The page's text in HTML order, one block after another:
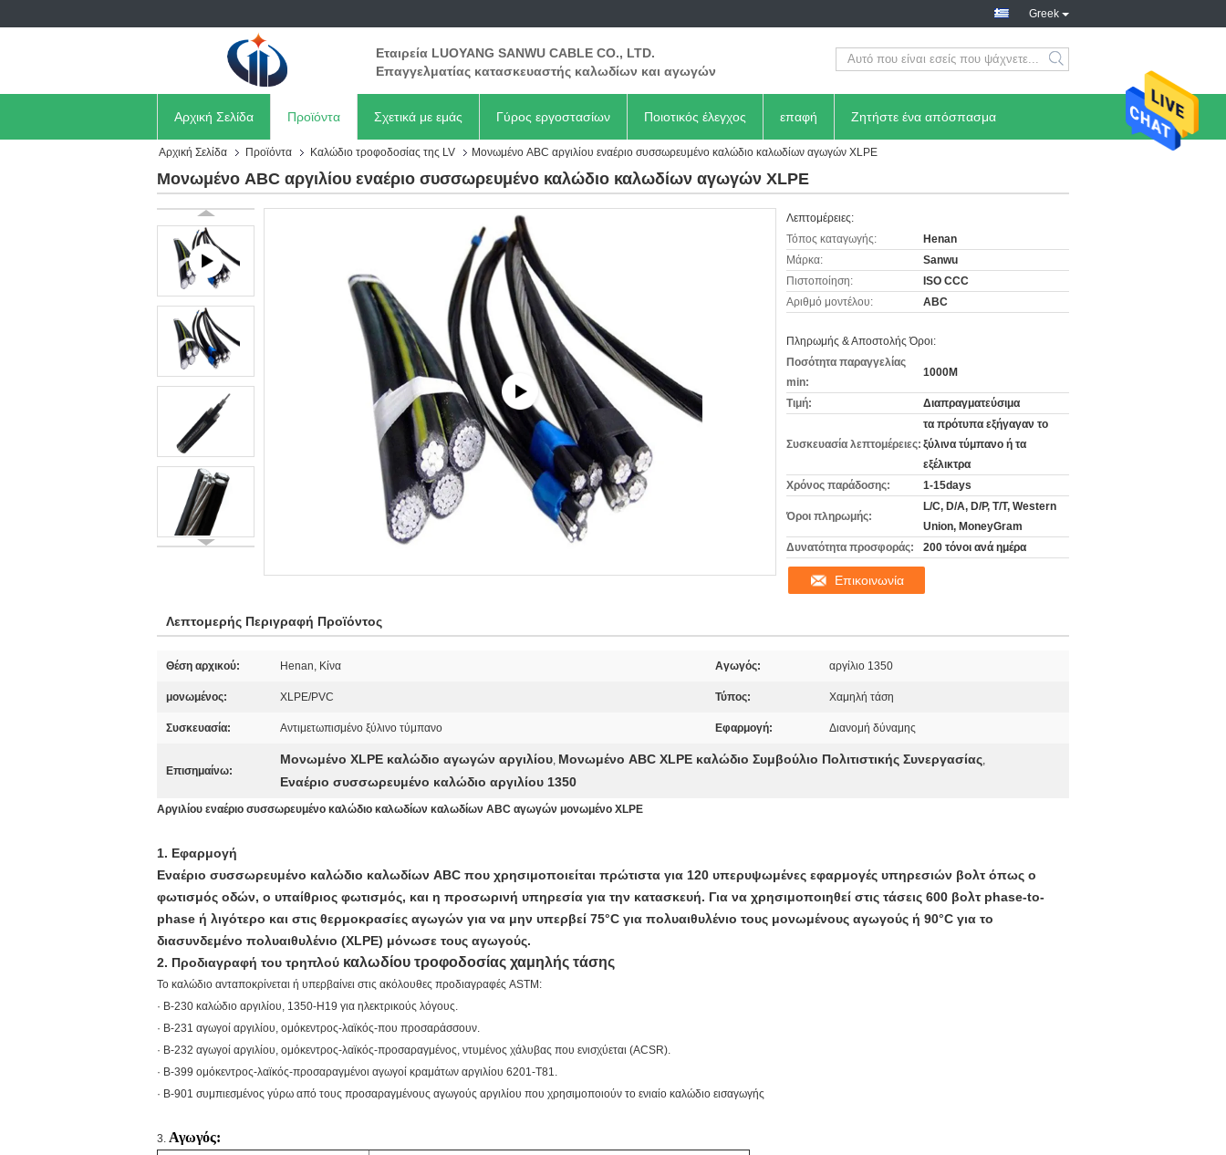
Greek
Εταιρεία LUOYANG SANWU CABLE CO., LTD.
Επαγγελματίας κατασκευαστής καλωδίων και αγωγών
Αρχική Σελίδα Προϊόντα Σχετικά με εμάς Γύρος εργοστασίων Ποιοτικός έλεγχος επαφή Ζητήστε ένα απόσπασμα
Αρχική Σελίδα Προϊόντα Καλώδιο τροφοδοσίας της LV Μονωμένο ABC αργιλίου εναέριο συσσωρευμένο καλώδιο καλωδίων αγωγών XLPE
Μονωμένο ABC αργιλίου εναέριο συσσωρευμένο καλώδιο καλωδίων αγωγών XLPE
Λεπτομέρειες:
Τόπος καταγωγής:
Henan
Μάρκα:
Sanwu
Πιστοποίηση:
ISO CCC
Αριθμό μοντέλου:
ABC
Πληρωμής & Αποστολής Όροι:
Ποσότητα παραγγελίας
min:
1000M
Τιμή: Διαπραγματεύσιμα
Συσκευασία λεπτομέρειες:
τα πρότυπα εξήγαγαν το
ξύλινα τύμπανο ή τα
εξέλικτρα
Χρόνος παράδοσης:
1-15days
Όροι πληρωμής:
L/C, D/A, D/P, T/T, Western
Union, MoneyGram
Δυνατότητα προσφοράς:
200 τόνοι ανά ημέρα
Επικοινωνία
Λεπτομερής Περιγραφή Προϊόντος
Θέση αρχικού: Henan, Κίνα Αγωγός: αργίλιο 1350
μονωμένος: XLPE/PVC Τύπος: Χαμηλή τάση
Συσκευασία: Αντιμετωπισμένο ξύλινο τύμπανο Εφαρμογή: Διανομή δύναμης
Επισημαίνω:
Μονωμένο XLPE καλώδιο αγωγών αργιλίου, Μονωμένο ABC XLPE καλώδιο Συμβούλιο Πολιτιστικής Συνεργασίας,
Εναέριο συσσωρευμένο καλώδιο αργιλίου 1350
Αργιλίου εναέριο συσσωρευμένο καλώδιο καλωδίων καλωδίων ABC αγωγών μονωμένο XLPE
1. Εφαρμογή
Εναέριο συσσωρευμένο καλώδιο καλωδίων ABC που χρησιμοποιείται πρώτιστα για 120 υπερυψωμένες εφαρμογές υπηρεσιών βολτ όπως ο
φωτισμός οδών, ο υπαίθριος φωτισμός, και η προσωρινή υπηρεσία για την κατασκευή. Για να χρησιμοποιηθεί στις τάσεις 600 βολτ phase-to-
phase ή λιγότερο και στις θερμοκρασίες αγωγών για να μην υπερβεί 75°C για πολυαιθυλένιο τους μονωμένους αγωγούς ή 90°C για το
διασυνδεμένο πολυαιθυλένιο (XLPE) μόνωσε τους αγωγούς.
2. Προδιαγραφή του τρηπλού καλωδίου τροφοδοσίας χαμηλής τάσης
Το καλώδιο ανταποκρίνεται ή υπερβαίνει στις ακόλουθες προδιαγραφές ASTM:
· Β-230 καλώδιο αργιλίου, 1350-H19 για ηλεκτρικούς λόγους.
· Β-231 αγωγοί αργιλίου, ομόκεντρος-λαϊκός-που προσαράσσουν.
· Β-232 αγωγοί αργιλίου, ομόκεντρος-λαϊκός-προσαραγμένος, ντυμένος χάλυβας που ενισχύεται (ACSR).
· Β-399 ομόκεντρος-λαϊκός-προσαραγμένοι αγωγοί κραμάτων αργιλίου 6201-T81.
· Β-901 συμπιεσμένος γύρω από τους προσαραγμένους αγωγούς αργιλίου που χρησιμοποιούν το ενιαίο καλώδιο εισαγωγής
3. Αγωγός: